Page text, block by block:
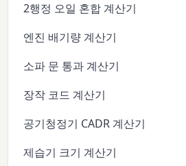
2행정 오일 혼합 계산기
엔진 배기량 계산기
소파 문 통과 계산기
장작 코드 계산기
공기청정기 CADR 계산기
제습기 크기 계산기